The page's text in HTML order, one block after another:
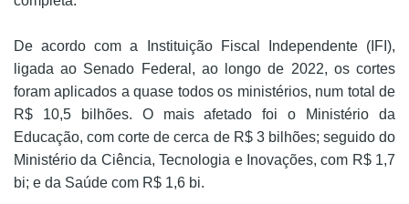
De acordo com a Instituição Fiscal Independente (IFI),
ligada ao Senado Federal, ao longo de 2022, os cortes
foram aplicados a quase todos os ministérios, num total de
R$ 10,5 bilhões. O mais afetado foi o Ministério da
Educação, com corte de cerca de R$ 3 bilhões; seguido do
Ministério da Ciência, Tecnologia e Inovações, com R$ 1,7
bi; e da Saúde com R$ 1,6 bi.